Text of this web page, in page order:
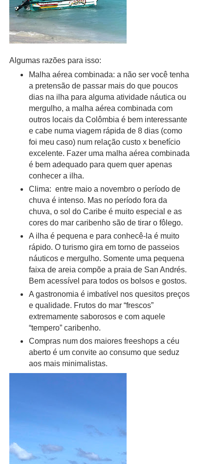
Algumas razões para isso:
Malha aérea combinada: a não ser você tenha
a pretensão de passar mais do que poucos
dias na ilha para alguma atividade náutica ou
mergulho, a malha aérea combinada com
outros locais da Colômbia é bem interessante
e cabe numa viagem rápida de 8 dias (como
foi meu caso) num relação custo x benefício
excelente. Fazer uma malha aérea combinada
é bem adequado para quem quer apenas
conhecer a ilha.
Clima: entre maio a novembro o período de
chuva é intenso. Mas no período fora da
chuva, o sol do Caribe é muito especial e as
cores do mar caribenho são de tirar o fôlego.
A ilha é pequena e para conhecê-la é muito
rápido. O turismo gira em torno de passeios
náuticos e mergulho. Somente uma pequena
faixa de areia compõe a praia de San Andrés.
Bem acessível para todos os bolsos e gostos.
A gastronomia é imbatível nos quesitos preços
e qualidade. Frutos do mar “frescos”
extremamente saborosos e com aquele
“tempero” caribenho.
Compras num dos maiores freeshops a céu
aberto é um convite ao consumo que seduz
aos mais minimalistas.